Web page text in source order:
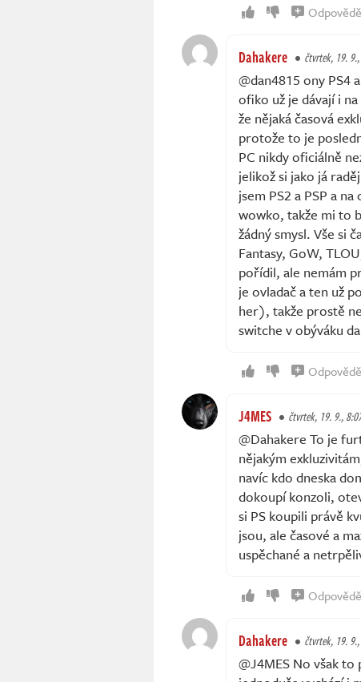
Dahakere čtvrtek, 19.
@dan4815 ony PS4
ofiko už je dávají i
že nějaká časová
protože to je
PC nikdy oficiálně
jelikož si jako já
jsem PS2 a PSP a
wowko, takže mi to
žádný smysl. Vše si
Fantasy, GoW,
pořídil, ale nemám
je ovladač a ten už
her), takže prostě
switche v obýváku
J4MES čtvrtek, 19. 9.,
@Dahakere To je
nějakým
navíc kdo dneska
dokoupí konzoli,
si PS koupili právě
jsou, ale časové a
uspěchané a
Dahakere čtvrtek, 19.
@J4MES No však to